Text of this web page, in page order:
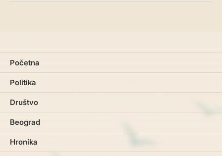
Početna
Politika
Društvo
Beograd
Hronika